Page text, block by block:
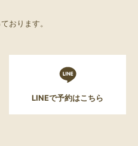
おります。
LINEで予約はこちら